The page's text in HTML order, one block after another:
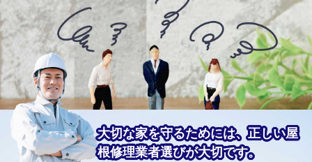
大切な家を守るためには、正しい屋
根修理業者選びが大切です。